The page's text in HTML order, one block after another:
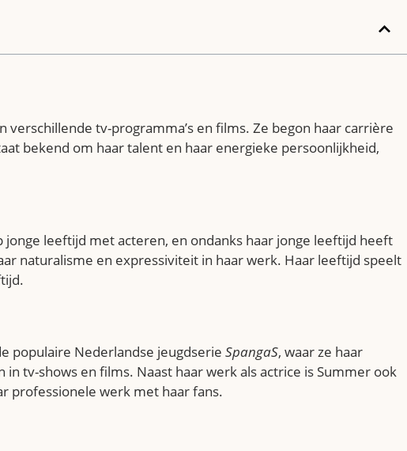
tv-programma’s en films. Ze begon haar carrière
bekend om haar talent en haar energieke persoonlijkheid,
leeftijd met acteren, en ondanks haar jonge leeftijd heeft
naturalisme en expressiviteit in haar werk. Haar leeftijd speelt
populaire Nederlandse jeugdserie SpangaS, waar ze haar
tv-shows en films. Naast haar werk als actrice is Summer ook
professionele werk met haar fans.